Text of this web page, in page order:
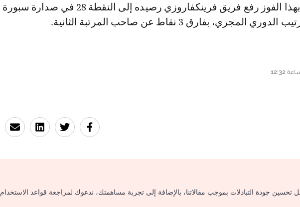
وبهذا الفوز رفع فريق فرينكفاروزي رصيده إلى النقطة 28 في صدارة سبورة
الدوري المجري، بفارق 3 نقاط عن صاحب المرتبة الثانية.
تحسين جودة التبادلات بموجب مقالاتنا، بالإضافة إلى تجربة مساهمتك، ندعوك لمراجعة قواعد الاستخدام